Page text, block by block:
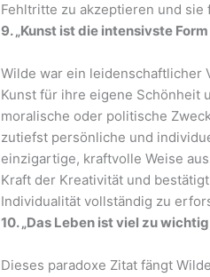
Fehltritte zu akzeptieren und
9. „Kunst ist die intensivste
Wilde war ein leidenschaftlicher
Kunst für ihre eigene Schönheit
moralische oder politische
zutiefst persönliche und
einzigartige, kraftvolle Weise
Kraft der Kreativität und
Individualität vollständig zu
10. „Das Leben ist viel zu
Dieses paradoxe Zitat fängt